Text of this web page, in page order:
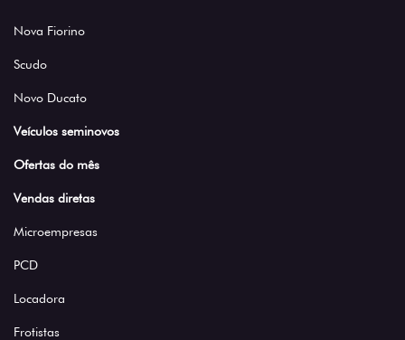
Nova Fiorino
Scudo
Novo Ducato
Veículos seminovos
Ofertas do mês
Vendas diretas
Microempresas
PCD
Locadora
Frotistas